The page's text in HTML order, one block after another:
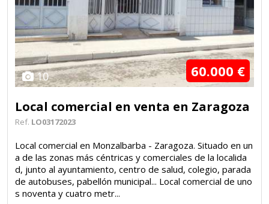
10 60.000 €
Local comercial en venta en Zaragoza
Ref. LO03172023
Local comercial en Monzalbarba - Zaragoza. Situado en un
a de las zonas más céntricas y comerciales de la localida
d, junto al ayuntamiento, centro de salud, colegio, parada
de autobuses, pabellón municipal... Local comercial de uno
s noventa y cuatro metr...